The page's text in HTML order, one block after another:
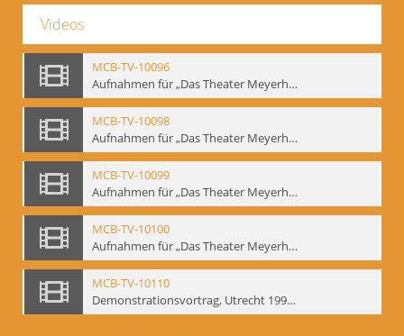
Videos
MCB-TV-10096
Aufnahmen für „Das Theater Meyerholds und die Biomechanik“ (6). Biomechanische Grundelemente und szenische Umsetzung, Ausschnitt 2 - Interne Signatur: BM-vid-6_A2
MCB-TV-10098
Aufnahmen für „Das Theater Meyerholds und die Biomechanik“ (7). Biomechanische Etüden – Detailstudien, Ausschnitt 1 - Interne Signatur: BM-vid-7_A1
MCB-TV-10099
Aufnahmen für „Das Theater Meyerholds und die Biomechanik“ (7). Biomechanische Etüden – Detailstudien, Ausschnitt 2 - Interne Signatur: BM-vid-7_A2
MCB-TV-10100
Aufnahmen für „Das Theater Meyerholds und die Biomechanik“ (7). Biomechanische Etüden – Detailstudien, Ausschnitt 3 - Interne Signatur: BM-vid-7_A3
MCB-TV-10110
Demonstrationsvortrag, Utrecht 1991 (1) - Interne Signatur: BM-vid-17